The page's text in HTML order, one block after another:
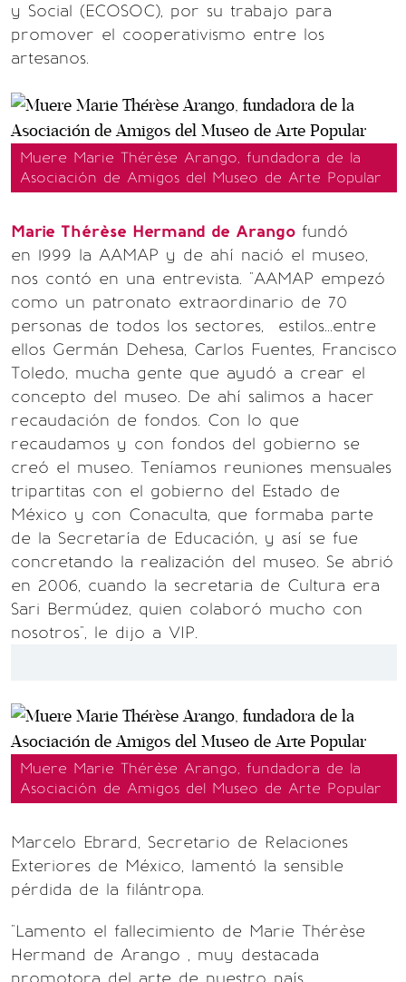
y Social (ECOSOC), por su trabajo para
promover el cooperativismo entre los
artesanos.
Muere Marie Thérèse Arango, fundadora de la
Asociación de Amigos del Museo de Arte Popular
Marie Thérèse Hermand de Arango fundó
en 1999 la AAMAP y de ahí nació el museo,
nos contó en una entrevista. "AAMAP empezó
como un patronato extraordinario de 70
personas de todos los sectores, estilos...entre
ellos Germán Dehesa, Carlos Fuentes, Francisco
Toledo, mucha gente que ayudó a crear el
concepto del museo. De ahí salimos a hacer
recaudación de fondos. Con lo que
recaudamos y con fondos del gobierno se
creó el museo. Teníamos reuniones mensuales
tripartitas con el gobierno del Estado de
México y con Conaculta, que formaba parte
de la Secretaría de Educación, y así se fue
concretando la realización del museo. Se abrió
en 2006, cuando la secretaria de Cultura era
Sari Bermúdez, quien colaboró mucho con
nosotros", le dijo a VIP.
Muere Marie Thérèse Arango, fundadora de la
Asociación de Amigos del Museo de Arte Popular
Marcelo Ebrard, Secretario de Relaciones
Exteriores de México, lamentó la sensible
pérdida de la filántropa.
"Lamento el fallecimiento de Marie Thérèse
Hermand de Arango , muy destacada